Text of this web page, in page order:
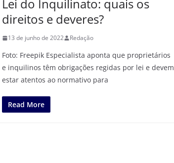
Lei do Inquilinato: quais os
direitos e deveres?
13 de junho de 2022 Redação
Foto: Freepik Especialista aponta que proprietários
e inquilinos têm obrigações regidas por lei e devem
estar atentos ao normativo para
Read More